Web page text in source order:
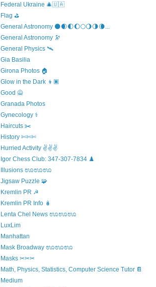
Federal Ukraine 🎄🇺🇦
Flag ⛳
General Astronomy 🌑🌒🌓🌔🌕🌖🌗🌘...
General Astronomy 🔭
General Physics 🛰
Gia Basilia
Girona Photos 🏠
Glow in the Dark 👦🏿
Good 🙅
Granada Photos
Gynecology ⚕️
Haircuts ✂️
History ✄✄✄
Hurried Activity ✌✌✌
Igor Chess Club: 347-307-7834 ♟️
Illusions ಊಊಊ
Jigsaw Puzzle 🧩
Kremlin PR ☭
Kremlin PR Info 🪆
Lenta Chel News ಊಊಊ
LuxLim
Manhattan
Mask Broadway ಊಊಊ
Masks ✂✂✂
Math, Physics, Statistics, Computer Science Tutor 📔
Medium